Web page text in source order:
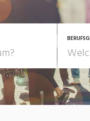
PensumBildung,
Berufe, Sport